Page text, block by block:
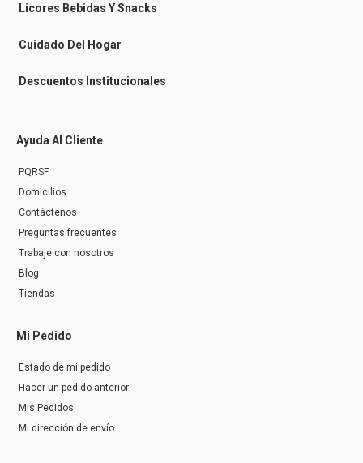
n
g
r
Licores Bebidas Y Snacks
Cuidado Del Hogar
Descuentos Institucionales
Ayuda Al Cliente
PQRSF
Domicilios
Contáctenos
Preguntas frecuentes
Trabaje con nosotros
Blog
Tiendas
Mi Pedido
Estado de mi pedido
Hacer un pedido anterior
Mis Pedidos
Mi dirección de envío